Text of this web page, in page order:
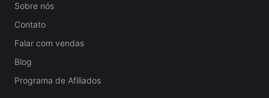
Sobre nós
Contato
Falar com vendas
Blog
Programa de Afiliados